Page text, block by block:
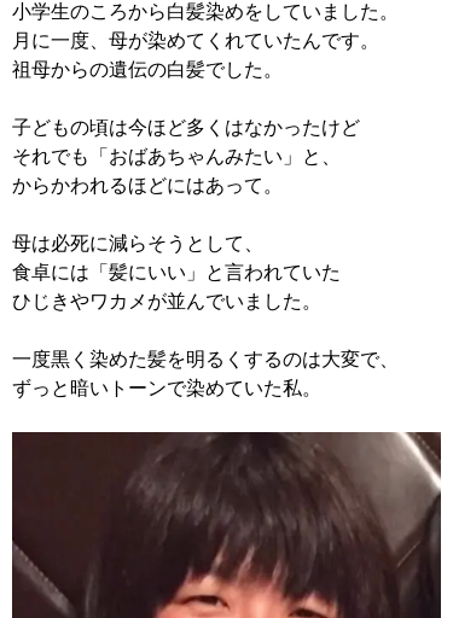
小学生のころから白髪染めをしていました。
月に一度、母が染めてくれていたんです。
祖母からの遺伝の白髪でした。
子どもの頃は今ほど多くはなかったけど
それでも「おばあちゃんみたい」と、
からかわれるほどにはあって。
母は必死に減らそうとして、
食卓には「髪にいい」と言われていた
ひじきやワカメが並んでいました。
一度黒く染めた髪を明るくするのは大変で、
ずっと暗いトーンで染めていた私。